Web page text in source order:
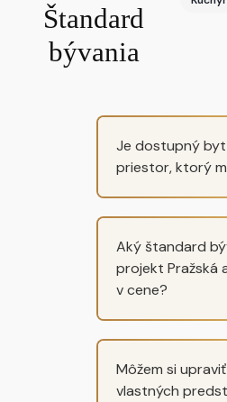
Štandard
bývania
Je dostupný
priestor, ktorý
Aký štandard
projekt Pražská
v cene?
Môžem si
vlastných